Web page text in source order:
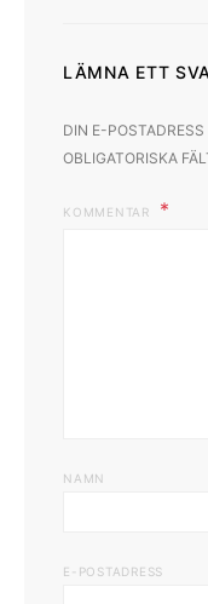
LÄMNA ETT
DIN E-
OBLIGATORISKA
KOMMENTAR
NAMN
E-POSTADRESS